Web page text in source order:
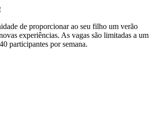
de proporcionar ao seu filho um verão
experiências. As vagas são limitadas a um
participantes por semana.